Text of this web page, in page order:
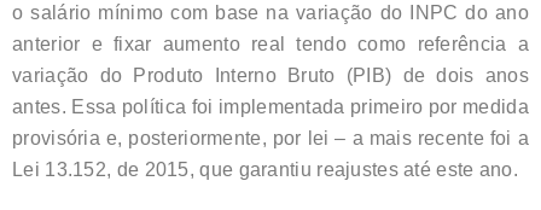
o salário mínimo com base na variação do INPC do ano
anterior e fixar aumento real tendo como referência a
variação do Produto Interno Bruto (PIB) de dois anos
antes. Essa política foi implementada primeiro por medida
provisória e, posteriormente, por lei – a mais recente foi a
Lei 13.152, de 2015, que garantiu reajustes até este ano.